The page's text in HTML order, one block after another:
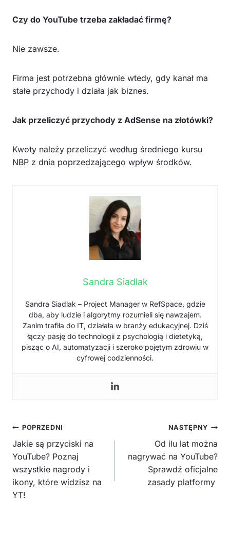
Czy do YouTube trzeba zakładać firmę?
Nie zawsze.
Firma jest potrzebna głównie wtedy, gdy kanał ma
stałe przychody i działa jak biznes.
Jak przeliczyć przychody z AdSense na złotówki?
Kwoty należy przeliczyć według średniego kursu
NBP z dnia poprzedzającego wpływ środków.
Sandra Siadlak
Sandra Siadlak – Project Manager w RefSpace, gdzie
dba, aby ludzie i algorytmy rozumieli się nawzajem.
Zanim trafiła do IT, działała w branży edukacyjnej. Dziś
łączy pasję do technologii z psychologią i dietetyką,
pisząc o AI, automatyzacji i szeroko pojętym zdrowiu w
cyfrowej codzienności.
Nawigacja
wpisu
POPRZEDNI
Jakie są przyciski na
YouTube? Poznaj
wszystkie nagrody i
ikony, które widzisz na
YT!
NASTĘPNY
Od ilu lat można
nagrywać na YouTube?
Sprawdź oficjalne
zasady platformy